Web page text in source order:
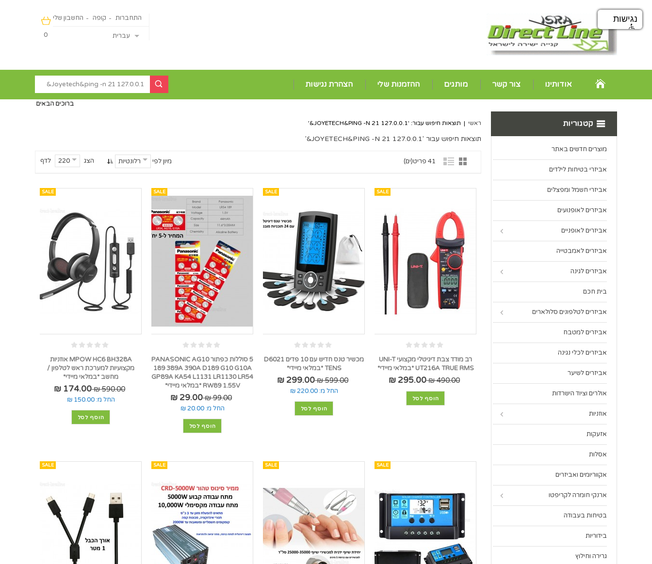
0
החשבון שלי קופה התחברות
עברית
אודותינו צור קשר מותגים ההזמנות שלי הצהרת נגישות
ברוכים הבאים לאתר דיירקט ישראליין -
ראשי | תוצאות חיפוש עבור: 'JOYETECH&PING -N 21 127.0.0.1&'
תוצאות חיפוש עבור 'JOYETECH&PING -N 21 127.0.0.1&'
41 פריט(ים) הצג 220 לדף מיון לפי רלונטיות
SALE
רב מודד צבת דיגיטלי מקצועי UNI-T
UT216A TRUE RMS *במלאי מיידי*
490.00 ₪
295.00 ₪
הוסף לסל
SALE
מכשיר טנס חדיש עם 10 פדים D6021
TENS *במלאי מיידי*
599.00 ₪
299.00 ₪
החל מ: 220.00 ₪
הוסף לסל
SALE
5 סוללות כפתור PANASONIC AG10
189 389A 390A D189 G10 G10A
GP89A KA54 L1131 LR1130 LR54
RW89 1.55V *במלאי מיידי*
99.00 ₪
29.00 ₪
החל מ: 20.00 ₪
הוסף לסל
SALE
MPOW HC6 BH328A אוזניות
מקצועיות למערכת ראש לטלפון /
מחשב *במלאי מיידי*
590.00 ₪
174.00 ₪
החל מ: 150.00 ₪
הוסף לסל
SALE
SALE
SALE
SALE
קטגוריות
מוצרים חדשים באתר
אביזרי בטיחות לילדים
אביזרי חשמל ומפצלים
אביזרים לאופנועים
אביזרים לאופניים
אביזרים לאמבטייה
אביזרים לגינה
בית חכם
אביזרים לטלפונים סלולארים
אביזרים למטבח
אביזרים לכלי נגינה
אביזרים לשיער
אולרים וציוד הישרדות
אוזניות
אזעקות
אסלות
אקווריומים ואביזרים
ארנקי חומרה לקריפטו
בטיחות בעבודה
בידוריות
גרירה וחילוץ
נגישות